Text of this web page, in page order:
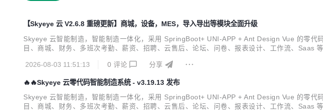
【Skyeye 云 V2.6.8 重磅更新】商城，设备，MES，导入导出等模块全面升级
Skyeye 云智能制造，智能制造一体化，采用 SpringBoot+ UNI-APP + Ant Design Vue 的零
目、商城、财务、多班次考勤、薪资、招聘、云售后、论坛、问卷、报表设计、工作流、Saas
2026-08-03 11:51:13
0 评论 分享
🔥🔥Skyeye 云零代码智能制造系统 - v3.19.13 发布
Skyeye 云智能制造，智能制造一体化，采用 SpringBoot+ UNI-APP + Ant Design Vue 的零
目、商城、财务、多班次考勤、薪资、招聘、云售后、论坛、问卷、报表设计、工作流、Saas